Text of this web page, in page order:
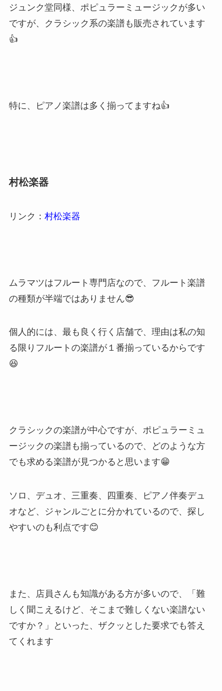
ジュンク堂同様、ポピュラーミュージックが多い
ですが、クラシック系の楽譜も販売されています
👍
特に、ピアノ楽譜は多く揃ってますね👍
村松楽器
リンク： 村松楽器
ムラマツはフルート専門店なので、フルート楽譜
の種類が半端ではありません😎
個人的には、最も良く行く店舗で、理由は私の知
る限りフルートの楽譜が１番揃っているからです
😆
クラシックの楽譜が中心ですが、ポピュラーミュ
ージックの楽譜も揃っているので、どのような方
でも求める楽譜が見つかると思います😁
ソロ、デュオ、三重奏、四重奏、ピアノ伴奏デュ
オなど、ジャンルごとに分かれているので、探し
やすいのも利点です😊
また、店員さんも知識がある方が多いので、「難
しく聞こえるけど、そこまで難しくない楽譜ない
ですか？」といった、ザクッとした要求でも答え
てくれます